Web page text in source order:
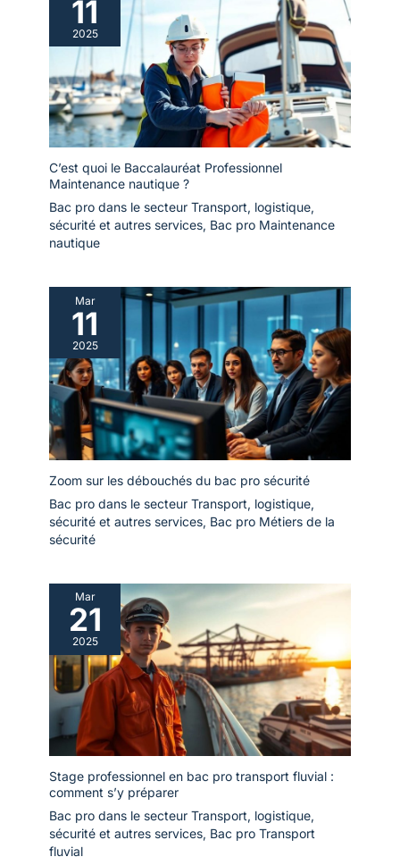
11
2025
C’est quoi le Baccalauréat Professionnel
Maintenance nautique ?
Bac pro dans le secteur Transport, logistique,
sécurité et autres services, Bac pro Maintenance
nautique
Mar
11
2025
Zoom sur les débouchés du bac pro sécurité
Bac pro dans le secteur Transport, logistique,
sécurité et autres services, Bac pro Métiers de la
sécurité
Mar
21
2025
Stage professionnel en bac pro transport fluvial :
comment s’y préparer
Bac pro dans le secteur Transport, logistique,
sécurité et autres services, Bac pro Transport
fluvial